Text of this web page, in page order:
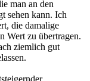
man an den
sehen kann. Ich
die damalige
Wert zu übertragen.
ziemlich gut